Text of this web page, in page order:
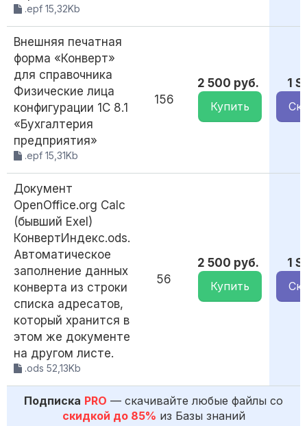
.epf 15,32Kb
Внешняя печатная
форма «Конверт»
для справочника
Физические лица
конфигурации 1С 8.1
«Бухгалтерия
предприятия»
.epf 15,31Kb
156
2 500 руб.
Купить
1
Документ
OpenOffice.org Calc
(бывший Exel)
КонвертИндекс.ods.
Автоматическое
заполнение данных
конверта из строки
списка адресатов,
который хранится в
этом же документе
на другом листе.
.ods 52,13Kb
56
2 500 руб.
Купить
1
Подписка PRO — скачивайте любые файлы со
скидкой до 85% из Базы знаний